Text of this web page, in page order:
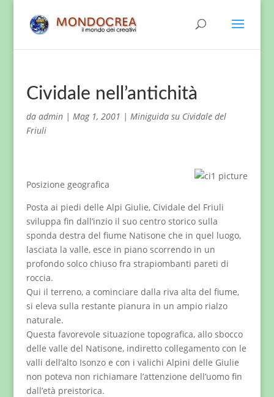
Cividale nell’antichità
da admin| Mag 1, 2001 | Miniguida su Cividale del
Friuli
Posizione geografica
Posta ai piedi delle Alpi Giulie, Cividale del Friuli
sviluppa fin dall’inzio il suo centro storico sulla
sponda destra del fiume Natisone che in quel luogo,
lasciata la valle, esce in piano scorrendo in un
profondo solco chiuso fra strapiombanti pareti di
roccia.
Qui il terreno, a cominciare dalla riva alta del fiume,
si eleva sulla restante pianura in un ampio rialzo
naturale.
Questa favorevole situazione topografica, allo sbocco
delle valle del Natisone, indiretto collegamento con le
valli dell’alto Isonzo e con i valichi Alpini delle Giulie
non poteva non richiamare l’attenzione dell’uomo fin
dall’età preistorica.